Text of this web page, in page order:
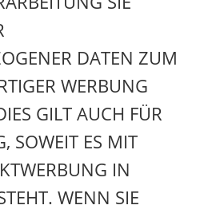
DATEN ZUM
WERBUNG
GILT AUCH FÜR
SOWEIT ES MIT
IN
WENN SIE